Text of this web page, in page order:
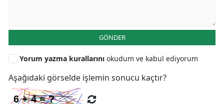
GÖNDER
Yorum yazma kurallarını okudum ve kabul ediyorum
Aşağıdaki görselde işlemin sonucu kaçtır?